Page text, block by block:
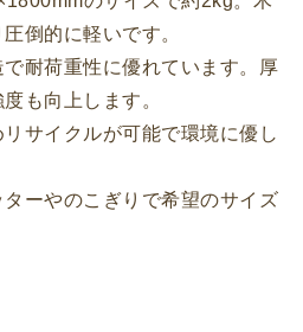
倒的に軽いです。
で耐荷重性に優れています。厚
も向上します。
サイクルが可能で環境に優し
ターやのこぎりで希望のサイズ